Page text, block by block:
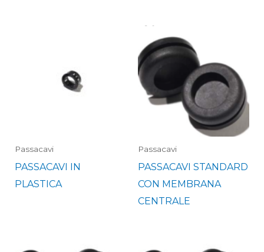
Passacavi
PASSACAVI IN
PLASTICA
Passacavi
PASSACAVI STANDARD
CON MEMBRANA
CENTRALE